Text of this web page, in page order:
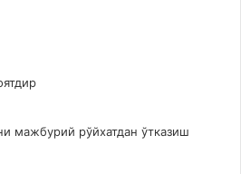
мажбурий рўйхатдан ўтказиш